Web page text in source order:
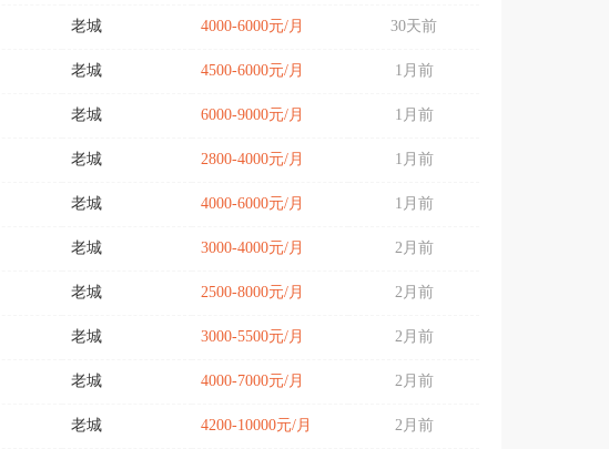
老城 4000-6000元/月 30天前
老城 4500-6000元/月 1月前
老城 6000-9000元/月 1月前
老城 2800-4000元/月 1月前
老城 4000-6000元/月 1月前
老城 3000-4000元/月 2月前
老城 2500-8000元/月 2月前
老城 3000-5500元/月 2月前
老城 4000-7000元/月 2月前
老城 4200-10000元/月 2月前